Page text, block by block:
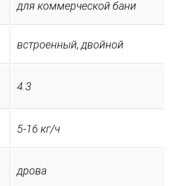
для коммерческой бани
встроенный, двойной
4.3
5-16 кг/ч
дрова